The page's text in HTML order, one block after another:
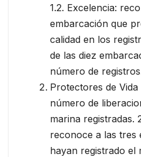
1.2. Excelencia:
embarcación que
calidad en los
de las diez
número de
Protectores de
número de
marina registradas.
reconoce a las tres
hayan registrado el